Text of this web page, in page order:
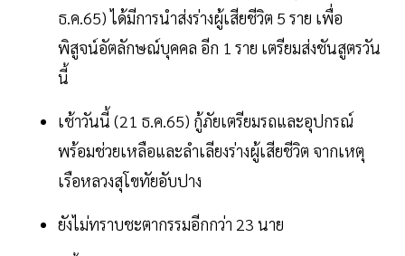
ธ.ค.65) ได้มีการนำส่งร่างผู้เสียชีวิต 5 ราย เพื่อ
พิสูจน์อัตลักษณ์บุคคล อีก 1 ราย เตรียมส่งชันสูตรวัน
นี้
เช้าวันนี้ (21 ธ.ค.65) กู้ภัยเตรียมรถและอุปกรณ์
พร้อมช่วยเหลือและลำเลียงร่างผู้เสียชีวิต จากเหตุ
เรือหลวงสุโขทัยอับปาง
ยังไม่ทราบชะตากรรมอีกกว่า 23 นาย